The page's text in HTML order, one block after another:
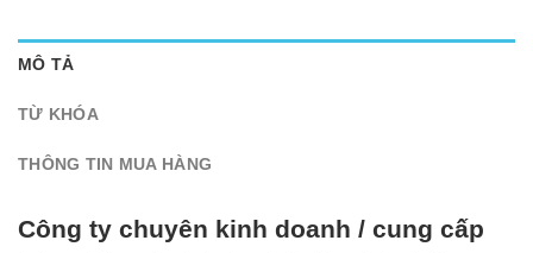
MÔ TẢ
TỪ KHÓA
THÔNG TIN MUA HÀNG
Công ty chuyên kinh doanh / cung cấp